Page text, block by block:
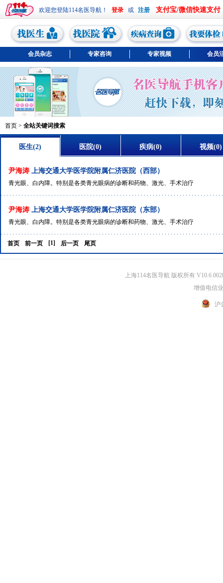
欢迎您登陆114名医导航！ 或 支付宝/微信快速支付
会员杂志 专家咨询 专家视频 会员
首页 > 全站关键词搜索
医生(2) 医院(0) 疾病(0) 视频(0)
尹海涛 上海交通大学医学院附属仁济医院（西部）
青光眼、白内障。特别是各类青光眼病的诊断和药物、激光、手术治疗
尹海涛 上海交通大学医学院附属仁济医院（东部）
青光眼、白内障。特别是各类青光眼病的诊断和药物、激光、手术治疗
首页 前一页 [1] 后一页 尾页
上海114名医导航 版权所有
增值电信
沪